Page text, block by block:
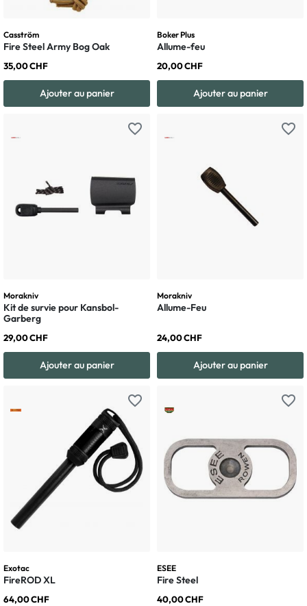
Casström
Fire Steel Army Bog Oak
35,00 CHF
Ajouter au panier
Boker Plus
Allume-feu
20,00 CHF
Ajouter au panier
favorite_border
Morakniv
Kit de survie pour Kansbol-
Garberg
29,00 CHF
Ajouter au panier
favorite_border
Morakniv
Allume-Feu
24,00 CHF
Ajouter au panier
favorite_border
Exotac
FireROD XL
64,00 CHF
favorite_border
ESEE
Fire Steel
40,00 CHF